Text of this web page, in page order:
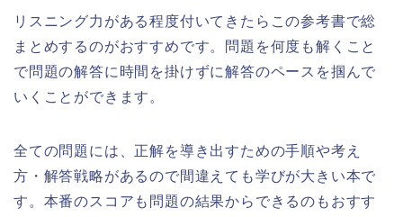
リスニング力がある程度付いてきたらこの参考書で総
まとめするのがおすすめです。問題を何度も解くこと
で問題の解答に時間を掛けずに解答のペースを掴んで
いくことができます。
全ての問題には、正解を導き出すための手順や考え
方・解答戦略があるので間違えても学びが大きい本で
す。本番のスコアも問題の結果からできるのもおすす